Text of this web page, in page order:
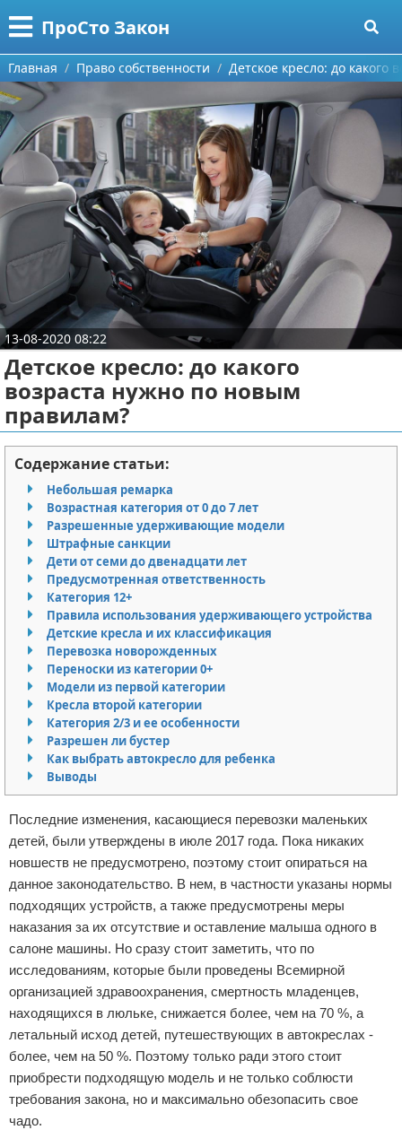
ПроСто Закон
Меню
Главная
Категории
Страхование
Документы
Гражданское право
Жилищное право
Финансовое право
Налоговое право
Трудовое право
Миграционное право
Административное право
Пенсия, пособия и льготы
Семейное право
Льготы и компенсации
Наследство и завещания
Медицинское право
Уголовное право
Нотариат в РФ
Земельное право
Право собственности
Исполнительное производство
Судопроизводство
Защита прав потребителей
Поиск
О проекте
Контакты
Сотрудничество
Размещение рекламы
Для правообладателей
Условия предоставления информации
Отказ от ответственности
Главная Право собственности Детское кресло: до
13-08-2020 08:22
Детское кресло: до какого
возраста нужно по новым
правилам?
Содержание статьи:
Небольшая ремарка
Возрастная категория от 0 до 7 лет
Разрешенные удерживающие модели
Штрафные санкции
Дети от семи до двенадцати лет
Предусмотренная ответственность
Категория 12+
Правила использования удерживающего устройства
Детские кресла и их классификация
Перевозка новорожденных
Переноски из категории 0+
Модели из первой категории
Кресла второй категории
Категория 2/3 и ее особенности
Разрешен ли бустер
Как выбрать автокресло для ребенка
Выводы
Последние изменения, касающиеся перевозки маленьких
детей, были утверждены в июле 2017 года. Пока никаких
новшеств не предусмотрено, поэтому стоит опираться на
данное законодательство. В нем, в частности указаны нормы
подходящих устройств, а также предусмотрены меры
наказания за их отсутствие и оставление малыша одного в
салоне машины. Но сразу стоит заметить, что по
исследованиям, которые были проведены Всемирной
организацией здравоохранения, смертность младенцев,
находящихся в люльке, снижается более, чем на 70 %, а
летальный исход детей, путешествующих в автокреслах -
более, чем на 50 %. Поэтому только ради этого стоит
приобрести подходящую модель и не только соблюсти
требования закона, но и максимально обезопасить свое
чадо.